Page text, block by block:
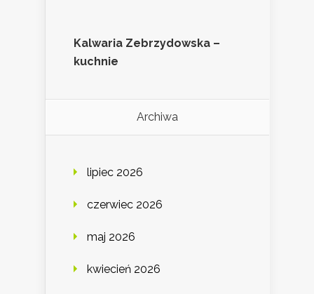
Kalwaria Zebrzydowska –
kuchnie
Archiwa
lipiec 2026
czerwiec 2026
maj 2026
kwiecień 2026